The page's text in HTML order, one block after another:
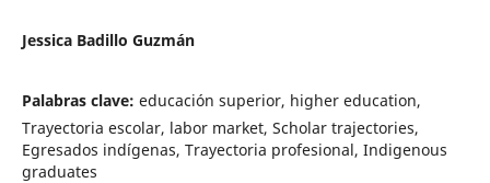
Jessica Badillo Guzmán
Palabras clave: educación superior, higher education,
Trayectoria escolar, labor market, Scholar trajectories,
Egresados indígenas, Trayectoria profesional, Indigenous
graduates